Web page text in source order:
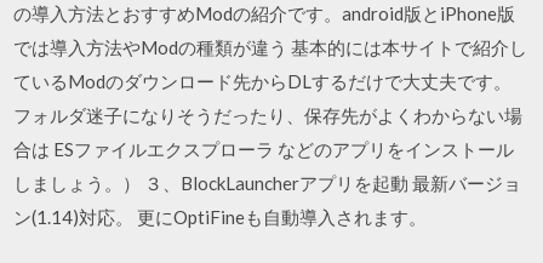
の導入方法とおすすめModの紹介です。android版とiPhone版
では導入方法やModの種類が違う 基本的には本サイトで紹介し
ているModのダウンロード先からDLするだけで大丈夫です。
フォルダ迷子になりそうだったり、保存先がよくわからない場
合は ESファイルエクスプローラ などのアプリをインストール
しましょう。） ３、BlockLauncherアプリを起動 最新バージョ
ン(1.14)対応。 更にOptiFineも自動導入されます。